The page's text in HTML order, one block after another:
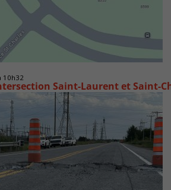
10h32
Saint-Laurent et Saint-